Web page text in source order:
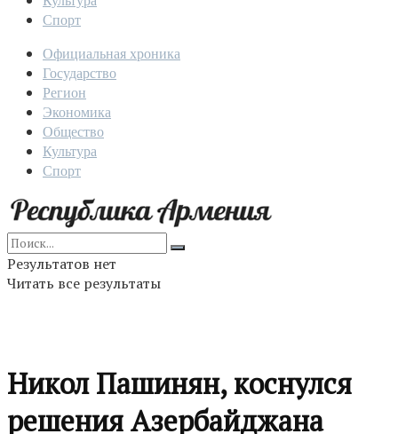
Спорт
Официальная хроника
Государство
Регион
Экономика
Общество
Культура
Спорт
Результатов нет
Читать все результаты
Никол Пашинян, коснулся
решения Азербайджана